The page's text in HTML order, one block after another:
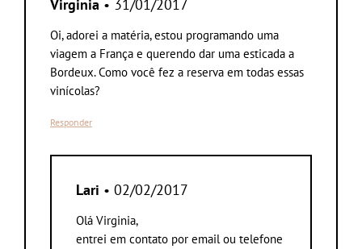
Virginia • 31/01/2017
Oi, adorei a matéria, estou programando uma
viagem a França e querendo dar uma esticada a
Bordeux. Como você fez a reserva em todas essas
vinícolas?
Responder
Lari • 02/02/2017
Olá Virginia,
entrei em contato por email ou telefone